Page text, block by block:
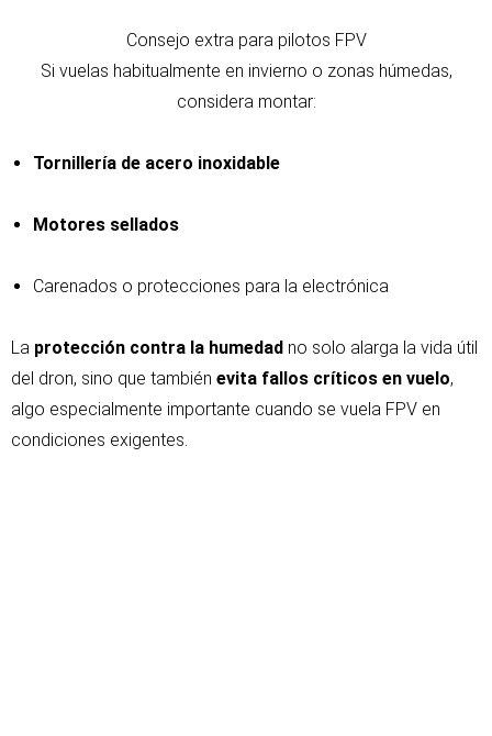
Consejo extra para pilotos FPV
Si vuelas habitualmente en invierno o zonas húmedas,
considera montar:
Tornillería de acero inoxidable
Motores sellados
Carenados o protecciones para la electrónica
La protección contra la humedad no solo alarga la vida útil
del dron, sino que también evita fallos críticos en vuelo,
algo especialmente importante cuando se vuela FPV en
condiciones exigentes.